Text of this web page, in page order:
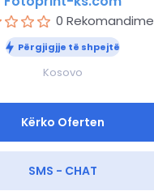
0 Rekomandime
Përgjigjje të shpejtë
Kosovo
Kërko Oferten
SMS - CHAT